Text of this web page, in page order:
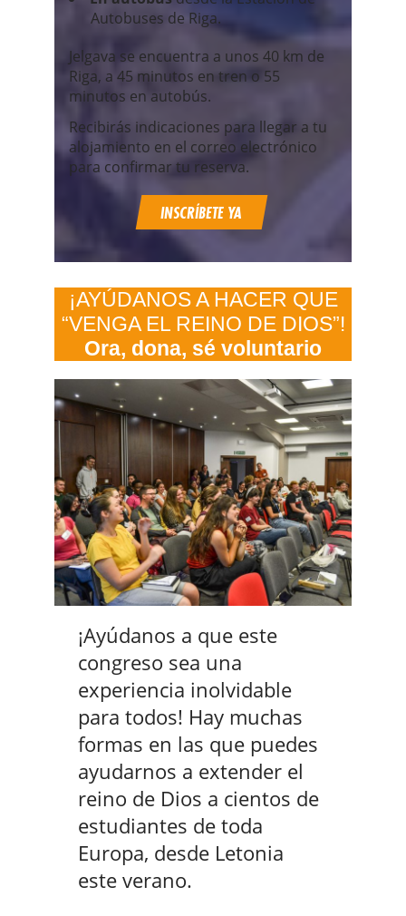
Autobuses de Riga.
Jelgava se encuentra a unos 40 km de
Riga, a 45 minutos en tren o 55
minutos en autobús.
Recibirás indicaciones para llegar a tu
alojamiento en el correo electrónico
para confirmar tu reserva.
INSCRÍBETE YA
¡AYÚDANOS A HACER QUE
“VENGA EL REINO DE DIOS”!
Ora, dona, sé voluntario
¡Ayúdanos a que este
congreso sea una
experiencia inolvidable
para todos! Hay muchas
formas en las que puedes
ayudarnos a extender el
reino de Dios a cientos de
estudiantes de toda
Europa, desde Letonia
este verano.